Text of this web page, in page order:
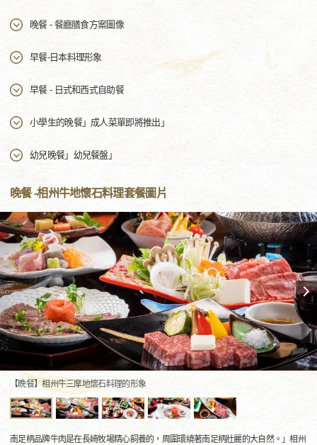
晚餐 - 餐廳膳食方案圖像
早餐-日本料理形象
早餐 - 日式和西式自助餐
小學生的晚餐」成人菜單即將推出」
幼兒晚餐」幼兒餐盤」
晚餐 -相州牛地懷石料理套餐圖片
【晩餐】相州牛三摩地懷石料理的形象
南足柄品牌牛肉是在長崎牧場精心飼養的，周圍環繞著南足柄壯麗的大自然。」相州